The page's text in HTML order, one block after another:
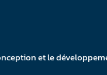
et le